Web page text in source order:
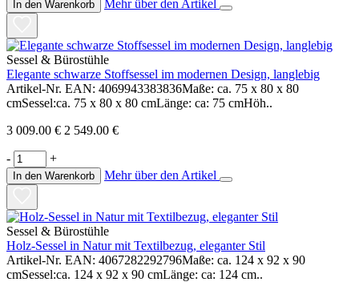
In den Warenkorb Mehr über den Artikel
Sessel & Bürostühle
Elegante schwarze Stoffsessel im modernen Design, langlebig
Artikel-Nr. EAN: 4069943383836Maße: ca. 75 x 80 x 80
cmSessel:ca. 75 x 80 x 80 cmLänge: ca: 75 cmHöh..
3 009.00 € 2 549.00 €
- +
In den Warenkorb Mehr über den Artikel
Sessel & Bürostühle
Holz-Sessel in Natur mit Textilbezug, eleganter Stil
Artikel-Nr. EAN: 4067282292796Maße: ca. 124 x 92 x 90
cmSessel:ca. 124 x 92 x 90 cmLänge: ca: 124 cm..